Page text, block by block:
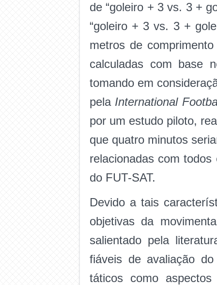
de “goleiro + 3 vs. 3 +
“goleiro + 3 vs. 3 +
metros de
calculadas com base
tomando em
pela International
por um estudo piloto,
que quatro minutos
relacionadas com
do FUT-SAT.
Devido a tais
objetivas da
salientado pela
fiáveis de avaliação
táticos como